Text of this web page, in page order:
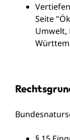
Seite "
Umwelt,